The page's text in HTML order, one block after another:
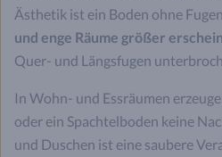
Ästhetik ist ein Boden ohne
und enge Räume größer
Quer- und Längsfugen
In Wohn- und Essräumen
oder ein Spachtelboden keine
und Duschen ist eine saubere